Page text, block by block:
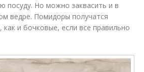
посуду. Но можно заквасить и в
ведре. Помидоры получатся
и бочковые, если все правильно